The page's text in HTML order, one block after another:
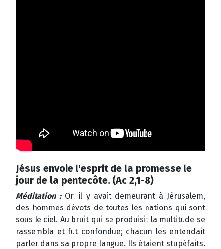
Jésus envoie l'esprit de la promesse le
jour de la pentecôte. (Ac 2,1-8)
Méditation : Or, il y avait demeurant à Jérusalem,
des hommes dévots de toutes les nations qui sont
sous le ciel. Au bruit qui se produisit la multitude se
rassembla et fut confondue; chacun les entendait
parler dans sa propre langue. Ils étaient stupéfaits.